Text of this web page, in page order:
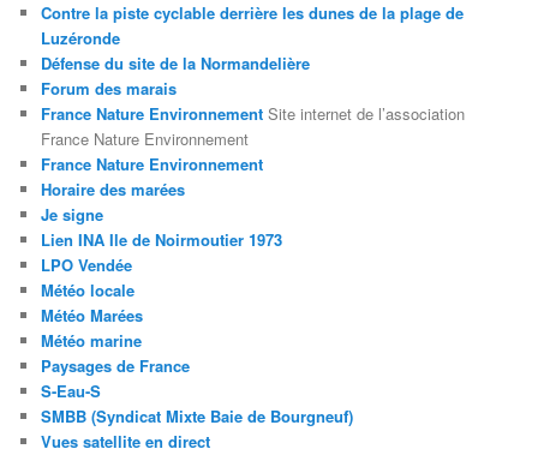
Contre la piste cyclable derrière les dunes de la plage de
Luzéronde
Défense du site de la Normandelière
Forum des marais
France Nature Environnement Site internet de l’association
France Nature Environnement
France Nature Environnement
Horaire des marées
Je signe
Lien INA Ile de Noirmoutier 1973
LPO Vendée
Météo locale
Météo Marées
Météo marine
Paysages de France
S-Eau-S
SMBB (Syndicat Mixte Baie de Bourgneuf)
Vues satellite en direct